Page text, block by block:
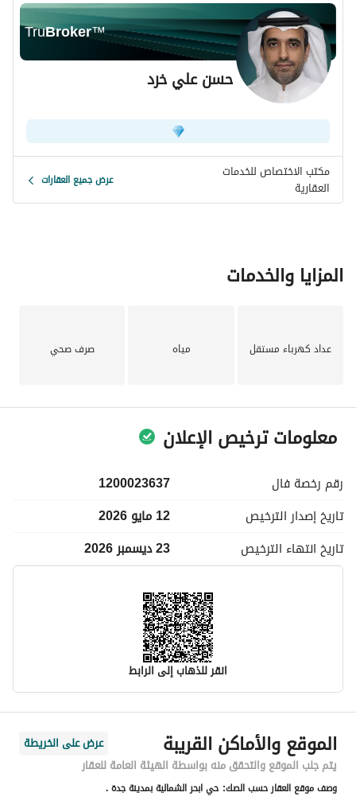
TruBroker™
حسن علي خرد
مكتب الاختصاص للخدمات
العقارية عرض جميع العقارات
المزايا والخدمات
عداد كهرباء مستقل مياه صرف صحي
معلومات ترخيص الإعلان
رقم رخصة فال
1200023637
تاريخ إصدار الترخيص
12 مايو 2026
تاريخ انتهاء الترخيص 23 ديسمبر 2026
انقر للذهاب إلى الرابط
معلومات مسؤول الإعلان
اسم المسؤول
حسن علي سالم خرد
رقم المسؤول
0544422656
الموقع والأماكن القريبة
عرض على الخريطة
يتم جلب الموقع والتحقق منه بواسطة الهيئة العامة للعقار
وصف موقع العقار حسب الصك: حي ابحر الشمالية بمدينة جدة .